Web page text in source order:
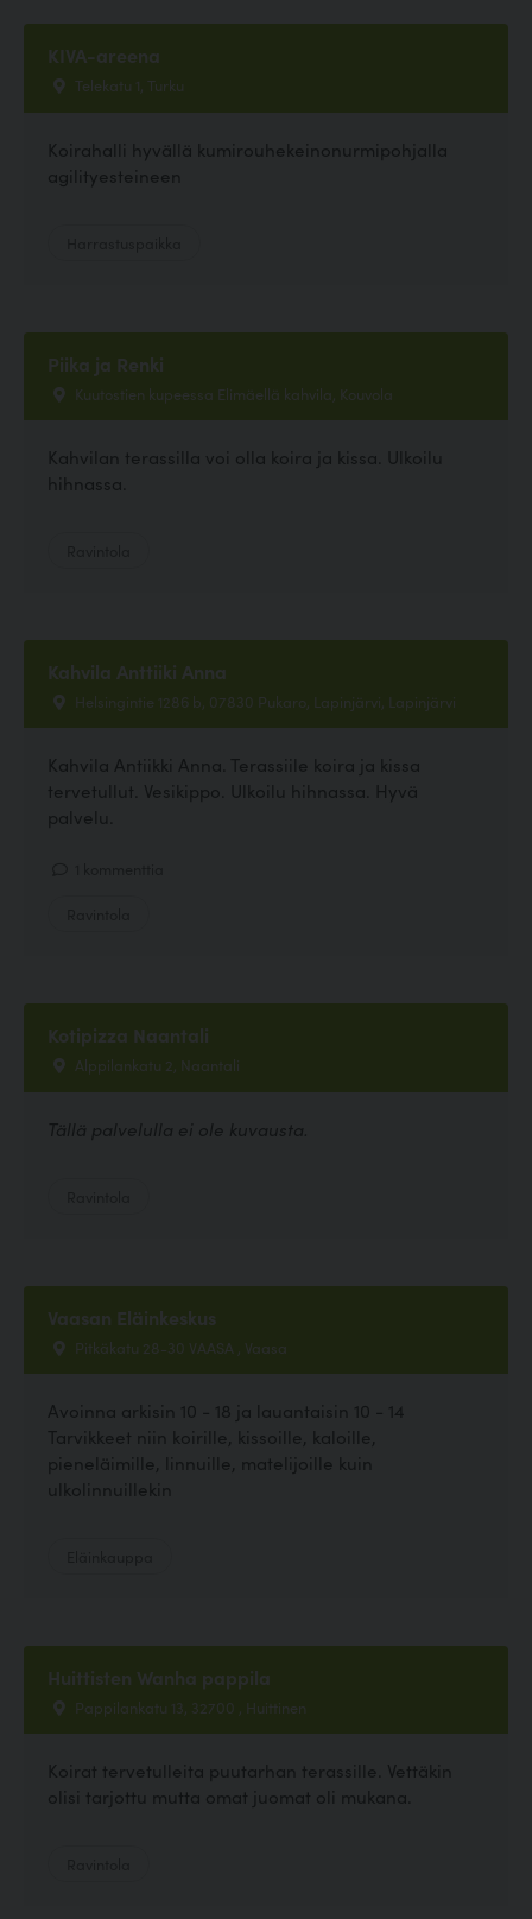
KIVA-areena
Telekatu 1, Turku
Koirahalli hyvällä kumirouhekeinonurmipohjalla
agilityesteineen
Piika ja Renki
Kuutostien kupeessa Elimäellä kahvila, Kouvola
Kahvilan terassilla voi olla koira ja kissa. Ulkoilu
hihnassa.
Kahvila Anttiiki Anna
Helsingintie 1286 b, 07830 Pukaro, Lapinjärvi, Lapinjärvi
Kahvila Antiikki Anna. Terassiile koira ja kissa
tervetullut. Vesikippo. Ulkoilu hihnassa. Hyvä
palvelu.
Kotipizza Naantali
Alppilankatu 2, Naantali
Tällä palvelulla ei ole kuvausta.
Vaasan Eläinkeskus
Pitkäkatu 28-30 VAASA , Vaasa
Avoinna arkisin 10 - 18 ja lauantaisin 10 - 14
Tarvikkeet niin koirille, kissoille, kaloille,
pieneläimille, linnuille, matelijoille kuin
ulkolinnuillekin
Huittisten Wanha pappila
Pappilankatu 13, 32700 , Huittinen
Koirat tervetulleita puutarhan terassille. Vettäkin
olisi tarjottu mutta omat juomat oli mukana.